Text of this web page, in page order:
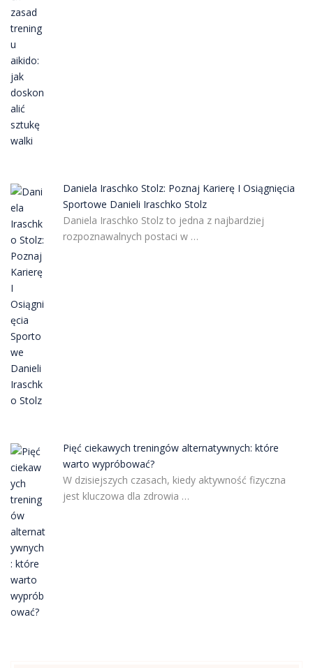
Daniela Iraschko Stolz: Poznaj Karierę I Osiągnięcia
Sportowe Danieli Iraschko Stolz
Daniela Iraschko Stolz to jedna z najbardziej
rozpoznawalnych postaci w …
Pięć ciekawych treningów alternatywnych: które
warto wypróbować?
W dzisiejszych czasach, kiedy aktywność fizyczna
jest kluczowa dla zdrowia …